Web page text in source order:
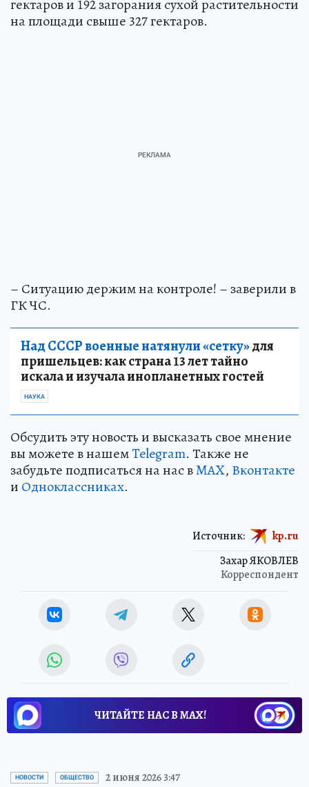
гектаров и 192 загорания сухой растительности
на площади свыше 327 гектаров.
– Ситуацию держим на контроле! – заверили в
ГК ЧС.
Над СССР военные натянули «сетку»для
пришельцев: как страна 13 лет тайно
искала и изучала инопланетных гостей
НАУКА
Обсудить эту новость и высказать свое мнение
вы можете в нашемTelegram. Также не
забудьте подписаться на нас вMAX, Вконтакте
и Одноклассниках.
Захар ЯКОВЛЕВ
Корреспондент
Источник: kp.ru
ЧИТАЙТЕ НАС В МАХ!
НОВОСТИ ОБЩЕСТВО 2 июня 2026 3:47